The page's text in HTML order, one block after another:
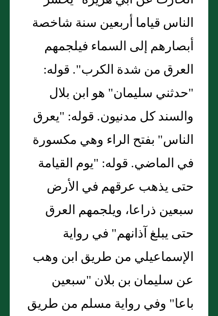
الناس قياما أربعين سنة شاخصة
أبصارهم إلى السماء فيلجمهم
العرق من شدة الكرب". قوله:
"حدثني سليمان" هو ابن بلال
والسند كل مدنيون. قوله: "يعرق
الناس" بفتح الراء وهي مكسورة
في الماضي. قوله: "يوم القيامة
حتى يذهب عرقهم في الأرض
سبعين ذراعا، ويلجمهم العرق
حتى يبلغ آذانهم" في رواية
الإسماعيلي من طريق ابن وهب
عن سليمان بن بلان "سبعين
باعا" وفي رواية مسلم من طريق